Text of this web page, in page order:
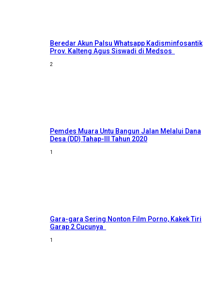
Beredar Akun Palsu Whatsapp Kadisminfosantik
Prov. Kalteng Agus Siswadi di Medsos
2
Pemdes Muara Untu Bangun Jalan Melalui Dana
Desa (DD) Tahap-III Tahun 2020
1
Gara-gara Sering Nonton Film Porno, Kakek Tiri
Garap 2 Cucunya
1